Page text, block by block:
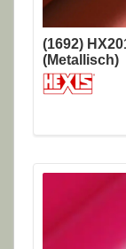
(1692)
(Metallisch)